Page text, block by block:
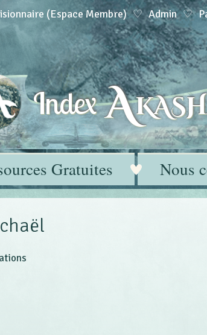
(Espace Membre) Admin
Index A
Gratuites Nous